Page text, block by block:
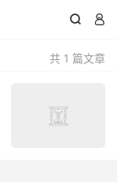
 
共 1 篇文章